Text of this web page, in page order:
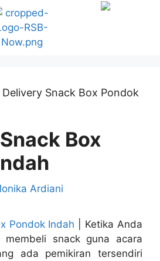
Delivery Snack Box Pondok
Box
Ardiani
Pondok Indah | Ketika Anda
membeli snack guna acara
ada pemikiran tersendiri